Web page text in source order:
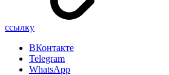
ссылку
ВКонтакте
Telegram
WhatsApp